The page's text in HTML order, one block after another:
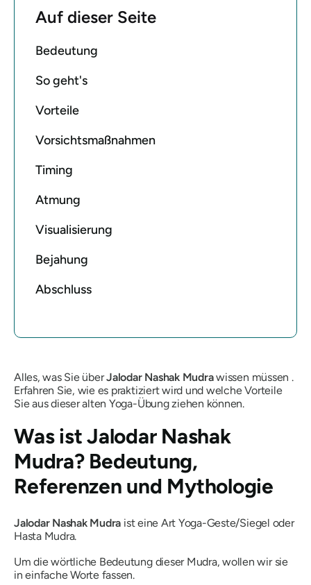
Auf dieser Seite
Bedeutung
So geht's
Vorteile
Vorsichtsmaßnahmen
Timing
Atmung
Visualisierung
Bejahung
Abschluss
Alles, was Sie überJalodar Nashak Mudrawissen müssen .
Erfahren Sie, wie es praktiziert wird und welche Vorteile
Sie aus dieser alten Yoga-Übung ziehen können.
Was istJalodar Nashak
Mudra? Bedeutung,
Referenzen und Mythologie
Jalodar Nashak Mudra ist eine Art Yoga-Geste/Siegel oder
Hasta Mudra.
Um die wörtliche Bedeutung dieser Mudra, wollen wir sie
in einfache Worte fassen.